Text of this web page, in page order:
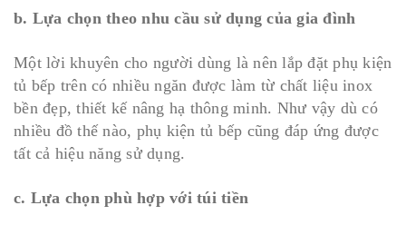
b. Lựa chọn theo nhu cầu sử dụng của gia đình
Một lời khuyên cho người dùng là nên lắp đặt phụ kiện
tủ bếp trên có nhiều ngăn được làm từ chất liệu inox
bền đẹp, thiết kế nâng hạ thông minh. Như vậy dù có
nhiều đồ thế nào, phụ kiện tủ bếp cũng đáp ứng được
tất cả hiệu năng sử dụng.
c. Lựa chọn phù hợp với túi tiền